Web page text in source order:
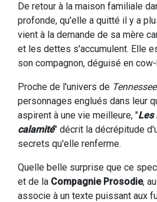
De retour à la maison familiale
profonde, qu'elle a quitté il y a
vient à la demande de sa mère
et les dettes s'accumulent. Elle
son compagnon, déguisé en
Proche de l'univers de
personnages englués dans leur
aspirent à une vie meilleure, "Les
calamité" décrit la décrépitude
secrets qu'elle renferme.
Quelle belle surprise que ce
et de la Compagnie Prosodie,
associe à un texte puissant aux